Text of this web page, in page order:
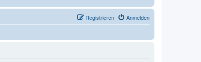
Anmelden
Registrieren